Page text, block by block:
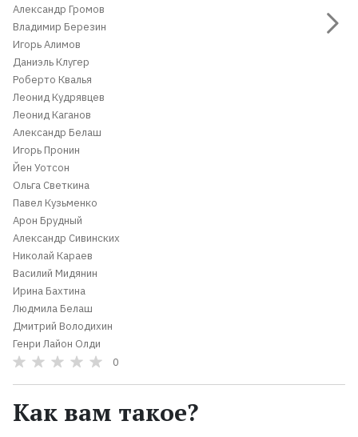
Александр Громов
Владимир Березин
Игорь Алимов
Даниэль Клугер
Роберто Квалья
Леонид Кудрявцев
Леонид Каганов
Александр Белаш
Игорь Пронин
Йен Уотсон
Ольга Светкина
Павел Кузьменко
Арон Брудный
Александр Сивинских
Николай Караев
Василий Мидянин
Ирина Бахтина
Людмила Белаш
Дмитрий Володихин
Генри Лайон Олди
0
Как вам такое?